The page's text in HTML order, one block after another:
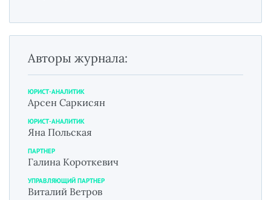
Авторы журнала:
ЮРИСТ-АНАЛИТИК
Арсен Саркисян
ЮРИСТ-АНАЛИТИК
Яна Польская
ПАРТНЕР
Галина Короткевич
УПРАВЛЯЮЩИЙ ПАРТНЕР
Виталий Ветров